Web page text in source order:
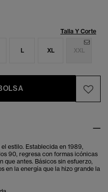
Talla Y Corte
L XL XXL
estilo. Establecida en 1989,
90, regresa con formas icónicas
que antes. Básicos sin esfuerzo,
en la energía que la hizo grande la